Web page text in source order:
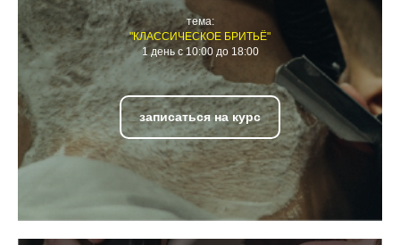
тема:
"КЛАССИЧЕСКОЕ БРИТЬЁ"
1 день с 10:00 до 18:00
записаться на курс